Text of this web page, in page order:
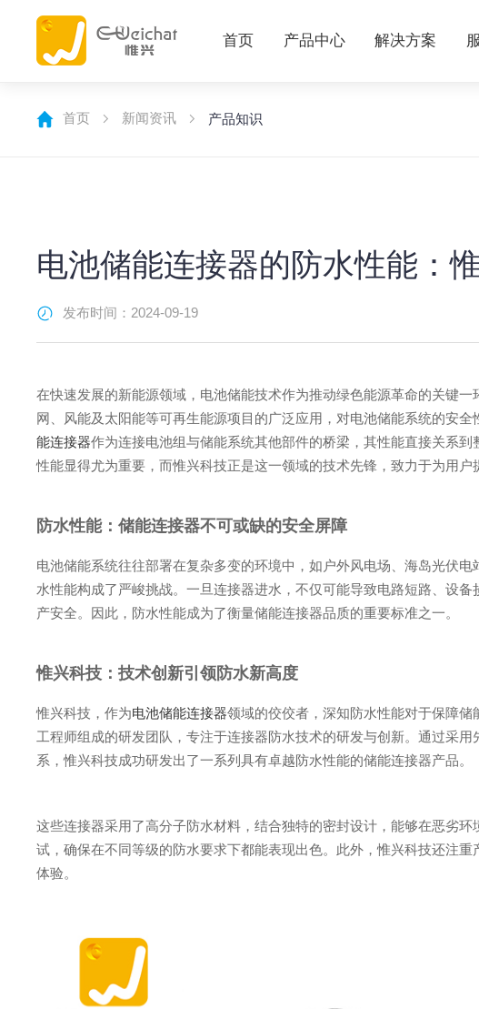
首页 产品中心 解决方案
首页 新闻资讯 产品知识
电池储能连接器的防水性能：
发布时间：2024-09-19
在快速发展的新能源领域，电池储能技术作为推动绿色能源革命的关键
网、风能及太阳能等可再生能源项目的广泛应用，对电池储能系统的安
能连接器作为连接电池组与储能系统其他部件的桥梁，其性能直接关系
性能显得尤为重要，而惟兴科技正是这一领域的技术先锋，致力于为用户
防水性能：储能连接器不可或缺的安全屏障
电池储能系统往往部署在复杂多变的环境中，如户外风电场、海岛光伏
水性能构成了严峻挑战。一旦连接器进水，不仅可能导致电路短路、设
产安全。因此，防水性能成为了衡量储能连接器品质的重要标准之一。
惟兴科技：技术创新引领防水新高度
惟兴科技，作为电池储能连接器领域的佼佼者，深知防水性能对于保障
工程师组成的研发团队，专注于连接器防水技术的研发与创新。通过采
系，惟兴科技成功研发出了一系列具有卓越防水性能的储能连接器产品。
这些连接器采用了高分子防水材料，结合独特的密封设计，能够在恶劣
试，确保在不同等级的防水要求下都能表现出色。此外，惟兴科技还注
体验。